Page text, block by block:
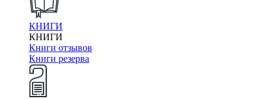
КНИГИ
КНИГИ
Книги отзывов
Книги резерва